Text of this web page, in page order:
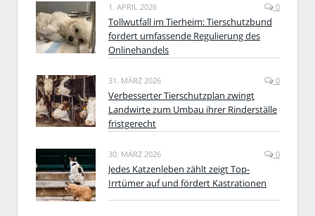
1. APRIL 2026 0
Tollwutfall im Tierheim: Tierschutzbund
fordert umfassende Regulierung des
Onlinehandels
31. MÄRZ 2026 0
Verbesserter Tierschutzplan zwingt
Landwirte zum Umbau ihrer Rinderställe
fristgerecht
30. MÄRZ 2026 0
Jedes Katzenleben zählt zeigt Top-
Irrtümer auf und fördert Kastrationen